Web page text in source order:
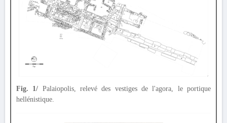
Fig. 1/ Palaiopolis, relevé des vestiges de l'agora, le portique
hellénistique.